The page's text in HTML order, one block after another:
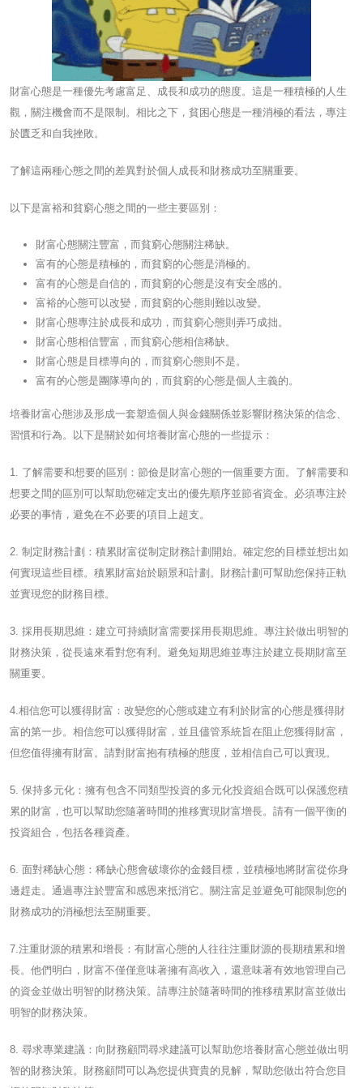
財富心態是一種優先考慮富足、成長和成功的態度。這是一種積極的人生
觀，關注機會而不是限制。相比之下，貧困心態是一種消極的看法，專注
於匱乏和自我挫敗。
了解這兩種心態之間的差異對於個人成長和財務成功至關重要。
以下是富裕和貧窮心態之間的一些主要區別：
財富心態關注豐富，而貧窮心態關注稀缺。
富有的心態是積極的，而貧窮的心態是消極的。
富有的心態是自信的，而貧窮的心態是沒有安全感的。
富裕的心態可以改變，而貧窮的心態則難以改變。
財富心態專注於成長和成功，而貧窮心態則弄巧成拙。
財富心態相信豐富，而貧窮心態相信稀缺。
財富心態是目標導向的，而貧窮心態則不是。
富有的心態是團隊導向的，而貧窮的心態是個人主義的。
培養財富心態涉及形成一套塑造個人與金錢關係並影響財務決策的信念、
習慣和行為。以下是關於如何培養財富心態的一些提示：
1. 了解需要和想要的區別：節儉是財富心態的一個重要方面。了解需要和
想要之間的區別可以幫助您確定支出的優先順序並節省資金。必須專注於
必要的事情，避免在不必要的項目上超支。
2. 制定財務計劃：積累財富從制定財務計劃開始。確定您的目標並想出如
何實現這些目標。積累財富始於願景和計劃。財務計劃可幫助您保持正軌
並實現您的財務目標。
3. 採用長期思維：建立可持續財富需要採用長期思維。專注於做出明智的
財務決策，從長遠來看對您有利。避免短期思維並專注於建立長期財富至
關重要。
4.相信您可以獲得財富：改變您的心態或建立有利於財富的心態是獲得財
富的第一步。相信您可以獲得財富，並且儘管系統旨在阻止您獲得財富，
但您值得擁有財富。請對財富抱有積極的態度，並相信自己可以實現。
5. 保持多元化：擁有包含不同類型投資的多元化投資組合既可以保護您積
累的財富，也可以幫助您隨著時間的推移實現財富增長。請有一個平衡的
投資組合，包括各種資產。
6. 面對稀缺心態：稀缺心態會破壞你的金錢目標，並積極地將財富從你身
邊趕走。通過專注於豐富和感恩來抵消它。關注富足並避免可能限制您的
財務成功的消極想法至關重要。
7.注重財源的積累和增長：有財富心態的人往往注重財源的長期積累和增
長。他們明白，財富不僅僅意味著擁有高收入，還意味著有效地管理自己
的資金並做出明智的財務決策。請專注於隨著時間的推移積累財富並做出
明智的財務決策。
8. 尋求專業建議：向財務顧問尋求建議可以幫助您培養財富心態並做出明
智的財務決策。財務顧問可以為您提供寶貴的見解，幫助您做出符合您目